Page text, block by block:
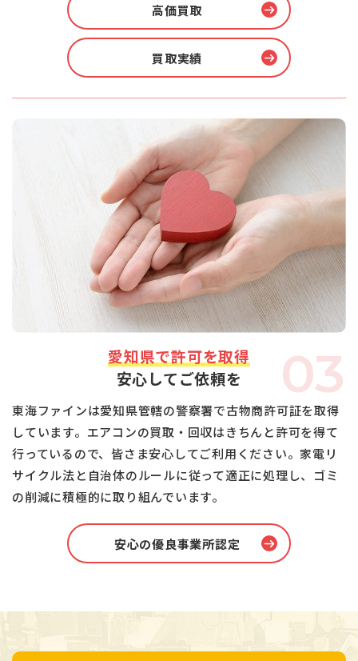
高価買取
買取実績
03
愛知県で許可を取得
安心してご依頼を
東海ファインは愛知県管轄の警察署で古物商許可証を取得
しています。エアコンの買取・回収はきちんと許可を得て
行っているので、皆さま安心してご利用ください。家電リ
サイクル法と自治体のルールに従って適正に処理し、ゴミ
の削減に積極的に取り組んでいます。
安心の優良事業所認定